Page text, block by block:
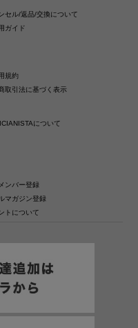
セル/返品/交換について
ガイド
規約
取引法に基づく表示
について
ンバー登録
マガジン登録
トについて